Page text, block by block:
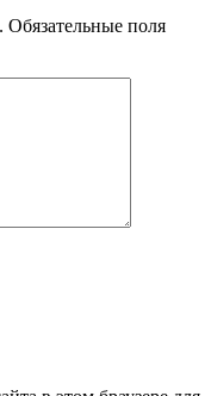
Обязательные поля